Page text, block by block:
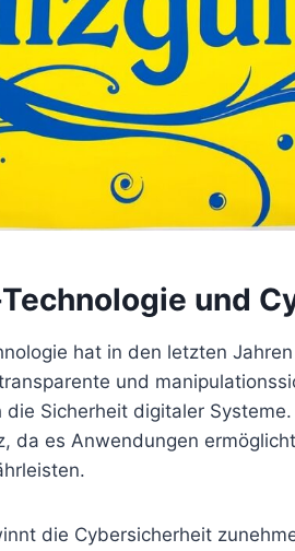
und
hat in den letzten
und
Sicherheit digitaler
da es Anwendungen
die Cybersicherheit